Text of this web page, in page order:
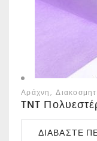
Αράχνη
TNT
ΔΙΑΒΆΣΤΕ